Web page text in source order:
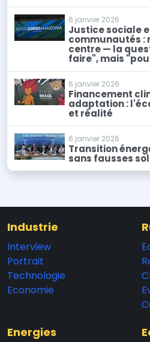
6 janvier 2026
Justice sociale
communautés :
centre — la
faire", mais
6 janvier 2026
Financement
adaptation :
et réalité
6 janvier 2026
Transition
sans fausses
Industrie
Interview
Portrait
Technologie
Economie
Energies